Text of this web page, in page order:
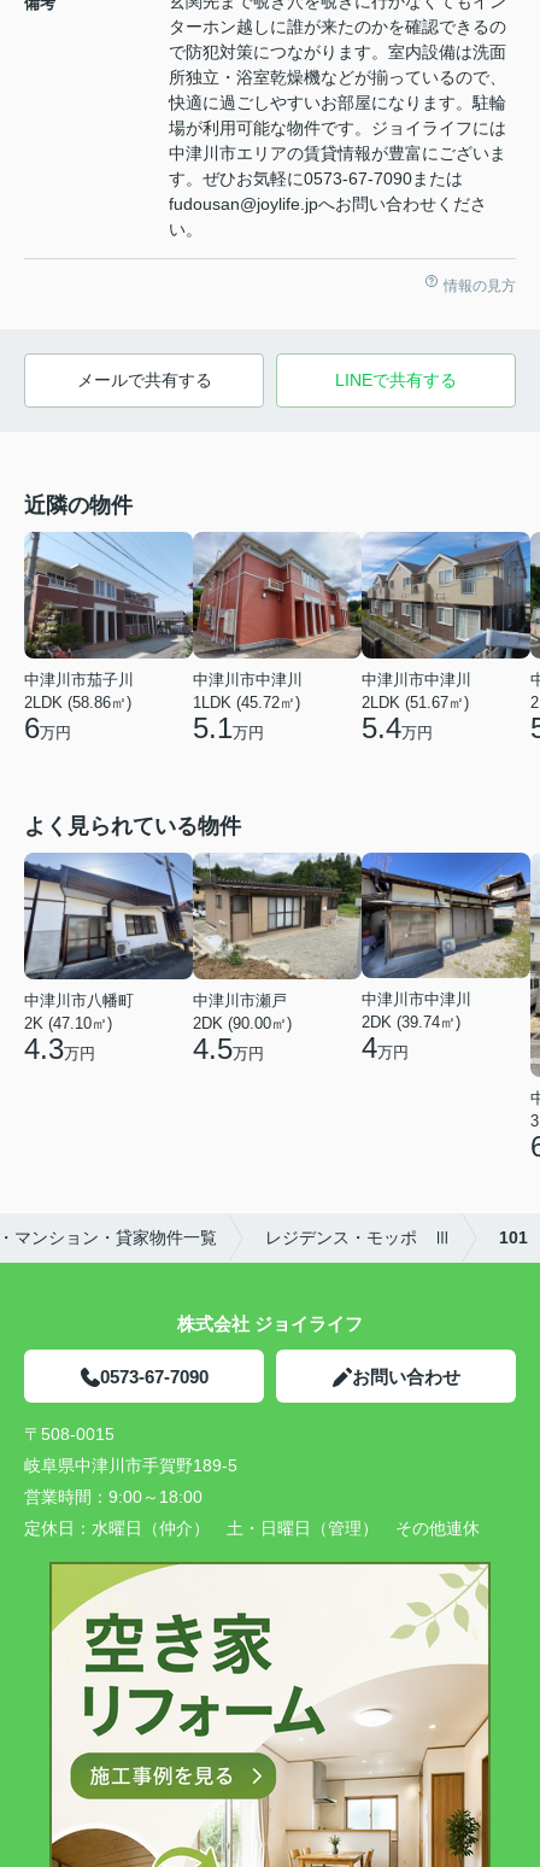
ターホン越しに誰が来たのかを確認できるの
で防犯対策につながります。室内設備は洗面
所独立・浴室乾燥機などが揃っているので、
快適に過ごしやすいお部屋になります。駐輪
場が利用可能な物件です。ジョイライフには
中津川市エリアの賃貸情報が豊富にございま
す。ぜひお気軽に0573-67-7090または
fudousan@joylife.jpへお問い合わせくださ
い。
情報の見方
メールで共有する LINEで共有する
近隣の物件
中津川市茄子川
2LDK (58.86㎡)
6万円
中津川市中津川
1LDK (45.72㎡)
5.1万円
中津川市中津川
2LDK (51.67㎡)
5.4万円
よく見られている物件
中津川市八幡町
2K (47.10㎡)
4.3万円
中津川市瀬戸
2DK (90.00㎡)
4.5万円
中津川市中津川
2DK (39.74㎡)
4万円
マンション・貸家物件一覧 レジデンス・モッポ Ⅲ 101
株式会社 ジョイライフ
0573-67-7090 お問い合わせ
〒508-0015
岐阜県中津川市手賀野189-5
営業時間： 9:00～18:00
定休日： 水曜日（仲介） 土・日曜日（管理） その他連休